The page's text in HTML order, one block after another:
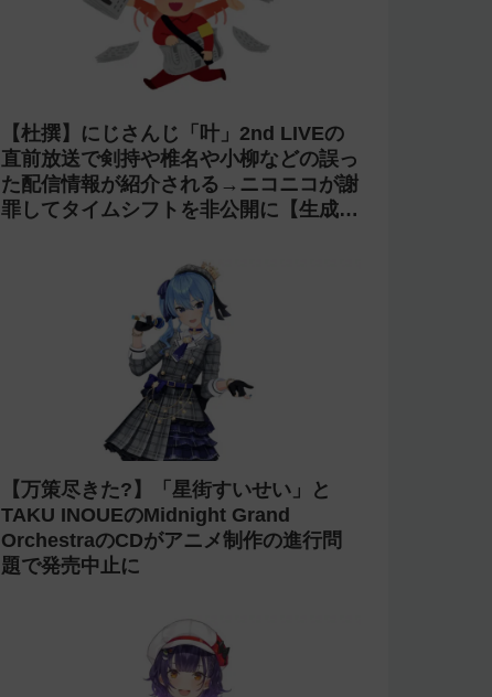
【杜撰】にじさんじ「叶」2nd LIVEの
直前放送で剣持や椎名や小柳などの誤っ
た配信情報が紹介される→ニコニコが謝
罪してタイムシフトを非公開に【生成
【万策尽きた?】「星街すいせい」と
TAKU INOUEのMidnight Grand
OrchestraのCDがアニメ制作の進行問
題で発売中止に